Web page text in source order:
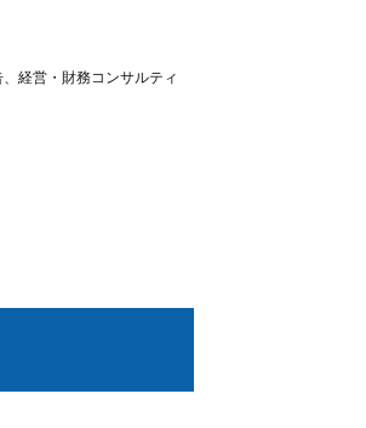
経営・財務コンサルティ